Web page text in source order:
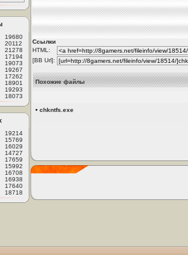
19680
20112
21278
17194
19073
19267
17262
18901
19293
18073
19214
15769
16029
14727
17659
15992
16708
16938
17640
18718
Ссылки
HTML:
[BB Url]:
Похожие файлы
• chkntfs.exe